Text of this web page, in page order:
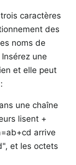
caractères
des
noms de
une
et elle peut
une chaîne
lisent +
arrive
et les octets